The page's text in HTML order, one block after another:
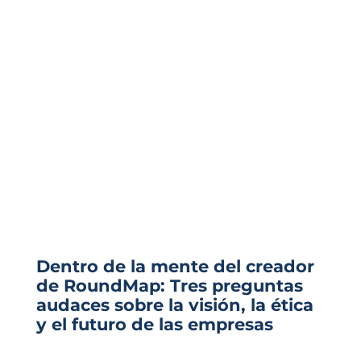
Dentro de la mente del creador
de RoundMap: Tres preguntas
audaces sobre la visión, la ética
y el futuro de las empresas